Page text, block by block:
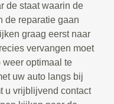
de staat waarin de
de reparatie gaan
graag eerst naar
vervangen moet
weer optimaal te
uw auto langs bij
u vrijblijvend contact